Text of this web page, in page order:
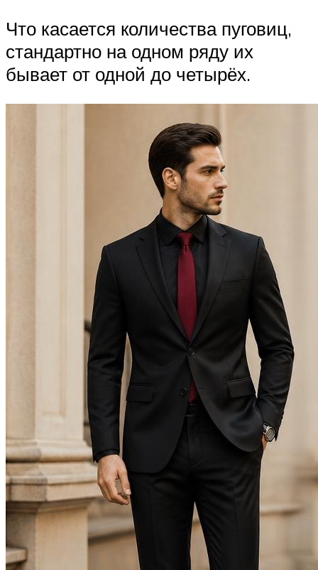
Что касается количества пуговиц,
стандартно на одном ряду их
бывает от одной до четырёх.